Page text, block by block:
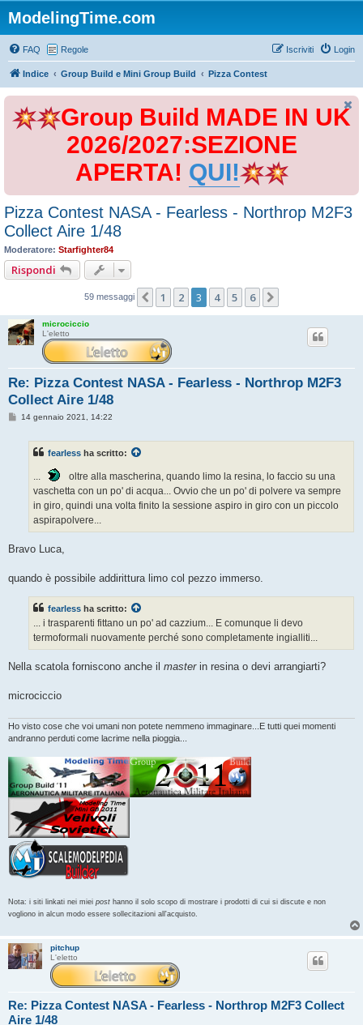
ModelingTime.com
FAQ Regole Login
Iscriviti
Indice Group Build e Mini Group Build Pizza Contest
Group Build MADE IN UK
2026/2027:SEZIONE
APERTA! QUI!
Pizza Contest NASA - Fearless - Northrop M2F3
Collect Aire 1/48
Moderatore: Starfighter84
Rispondi
59 messaggi Precedente
1 2 3 4 5 6
microciccio
L'eletto
Re: Pizza Contest NASA - Fearless - Northrop M2F3
Collect Aire 1/48
M14 gennaio 2021, 14:22
fearless ha scritto:
...
oltre alla mascherina, quando limo la resina, lo faccio su una
vaschetta con un po' di acqua... Ovvio che un po' di polvere va sempre
in giro, quindi una volta finito la sessione aspiro in giro con un piccolo
aspirapolvere...
Bravo Luca,
quando è possibile addirittura limo col pezzo immerso.
fearless ha scritto:
... i trasparenti fittano un po' ad cazzium... E comunque li devo
termoformali nuovamente perché sono completamente ingialliti...
Nella scatola forniscono anche il masterin resina o devi arrangiarti?
microciccio
Ho visto cose che voi umani non potete nemmeno immaginare...E tutti quei momenti
andranno perduti come lacrime nella pioggia...
Nota: i siti linkati nei miei post hanno il solo scopo di mostrare i prodotti di cui si discute e non
vogliono in alcun modo essere sollecitazioni all'acquisto.
pitchup
L'eletto
Re: Pizza Contest NASA - Fearless - Northrop M2F3 Collect
Aire 1/48